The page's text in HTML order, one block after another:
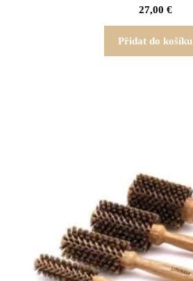
27,00 €
Přidat do košíku